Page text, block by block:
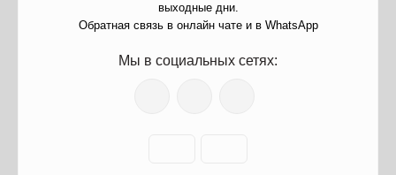
выходные дни.
Обратная связь в онлайн чате и в WhatsApp
Мы в социальных сетях: